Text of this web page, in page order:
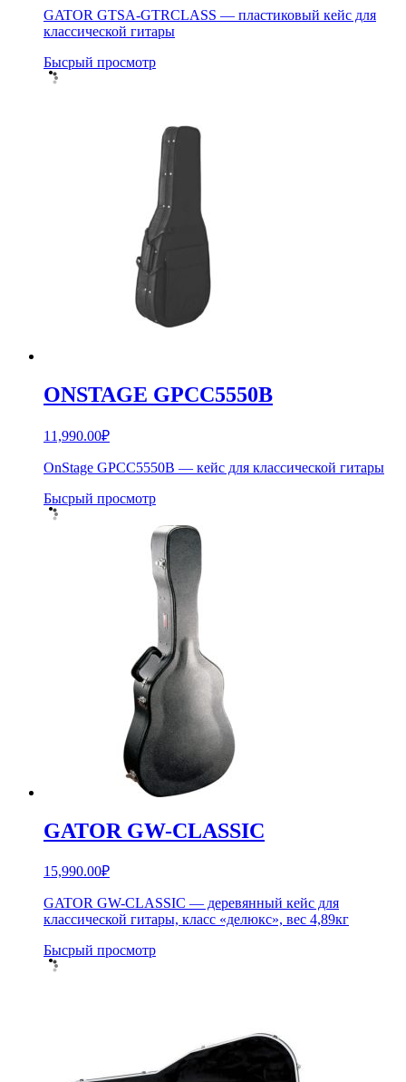
GATOR GTSA-GTRCLASS — пластиковый кейс для
классической гитары
Бысрый просмотр
ONSTAGE GPCC5550B
11,990.00₽
OnStage GPCC5550B — кейс для классической гитары
Бысрый просмотр
GATOR GW-CLASSIC
15,990.00₽
GATOR GW-CLASSIC — деревянный кейс для
классической гитары, класс «делюкс», вес 4,89кг
Бысрый просмотр